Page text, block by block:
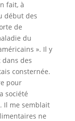
fait, à
début des
de
du
». Il y
dans des
consternée.
pour
société
Il me semblait
ne